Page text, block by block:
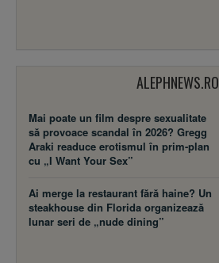
ALEPHNEWS.RO
Mai poate un film despre sexualitate
să provoace scandal în 2026? Gregg
Araki readuce erotismul în prim-plan
cu „I Want Your Sex”
Ai merge la restaurant fără haine? Un
steakhouse din Florida organizează
lunar seri de „nude dining”